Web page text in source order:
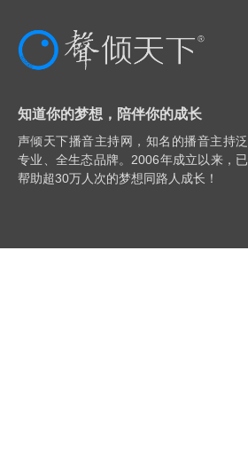
知道你的梦想，陪伴你的成长
声倾天下播音主持网，知名的播音主持泛
专业、全生态品牌。2006年成立以来，已
帮助超30万人次的梦想同路人成长！